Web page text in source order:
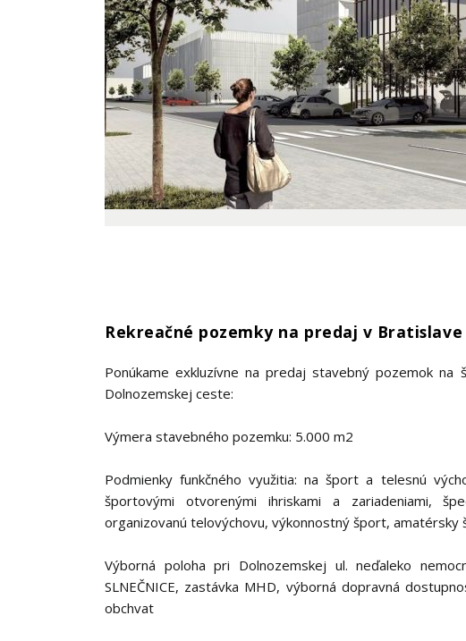
Rekreačné pozemky na predaj v
Ponúkame exkluzívne na predaj stavebný pozemok
Dolnozemskej ceste:
Výmera stavebného pozemku: 5.000 m2
Podmienky funkčného využitia: na šport a telesnú
športovými otvorenými ihriskami a zariadeniami,
organizovanú telovýchovu, výkonnostný šport,
Výborná poloha pri Dolnozemskej ul. neďaleko
SLNEČNICE, zastávka MHD, výborná dopravná
obchvat